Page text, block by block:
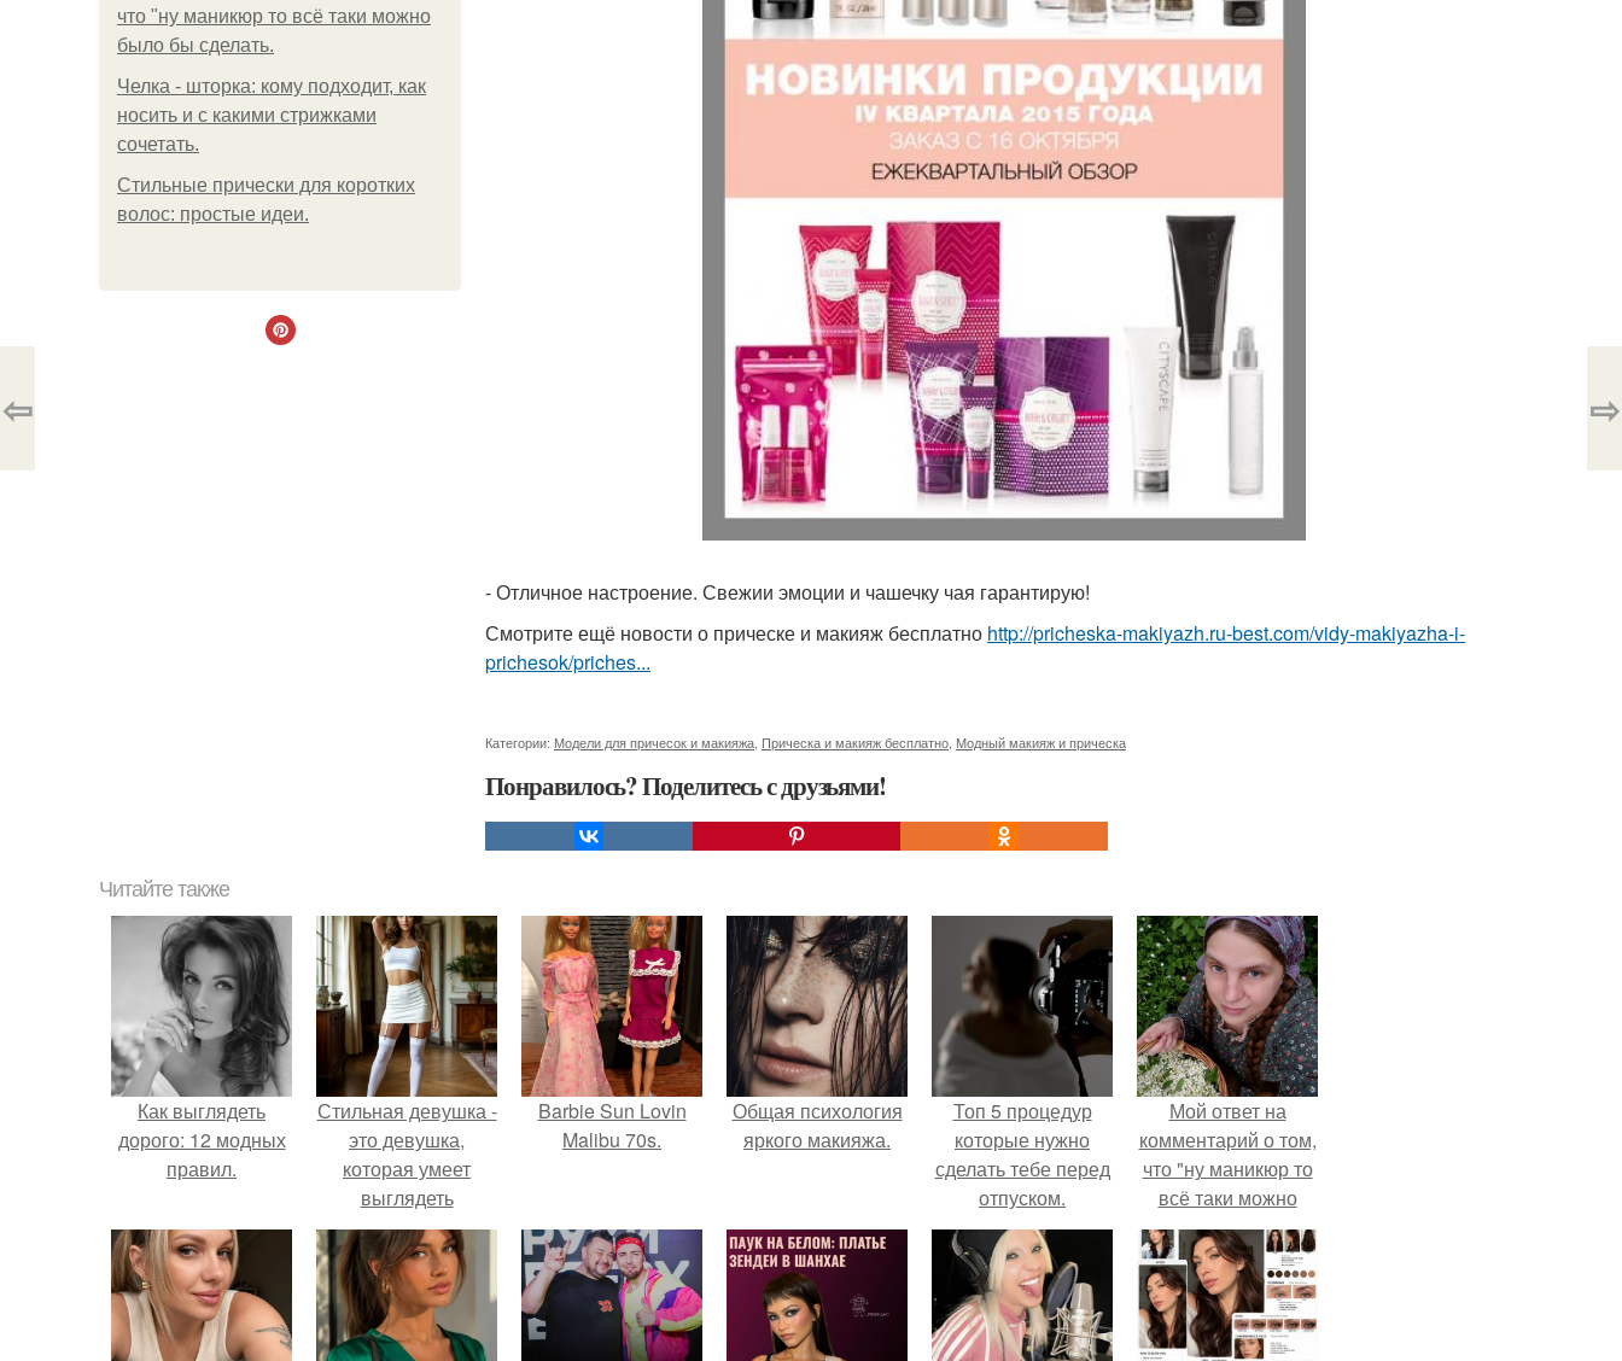
что "ну маникюр то всё таки можно
было бы сделать.
Челка - шторка: кому подходит, как
носить и с какими стрижками
сочетать.
Стильные прически для коротких
волос: простые идеи.
- Отличное настроение. Свежии эмоции и чашечку чая гарантирую!
Смотрите ещё новости о прическе и макияж бесплатно http://pricheska-makiyazh.ru-best.com/vidy-makiyazha-i-
prichesok/priches...
Категории: Модели для причесок и макияжа Прическа и макияж бесплатно Модный макияж и прическа
Понравилось? Поделитесь с друзьями!
⇦ ⇨
Читайте также
Как выглядеть
дорого: 12 модных
правил.
Стильная девушка -
это девушка,
которая умеет
выглядеть
привлекательно и
элегантно в любои
ситуации.
Barbie Sun Lovin
Malibu 70s.
Общая психология
яркого макияжа.
Топ 5 процедур
которые нужно
сделать тебе перед
отпуском.
Мой ответ на
комментарий о том,
что "ну маникюр то
всё таки можно
было бы сделать.